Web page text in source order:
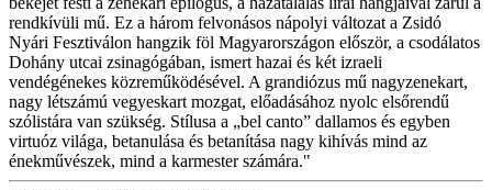
rendkívüli mű. Ez a három felvonásos nápolyi változat a Zsidó
Nyári Fesztiválon hangzik föl Magyarországon először, a csodálatos
Dohány utcai zsinagógában, ismert hazai és két izraeli
vendégénekes közreműködésével. A grandiózus mű nagyzenekart,
nagy létszámú vegyeskart mozgat, előadásához nyolc elsőrendű
szólistára van szükség. Stílusa a „bel canto” dallamos és egyben
virtuóz világa, betanulása és betanítása nagy kihívás mind az
énekművészek, mind a karmester számára."